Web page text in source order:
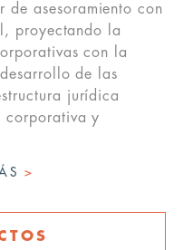
de asesoramiento con
proyectando la
con la
de las
jurídica
corporativa y
>